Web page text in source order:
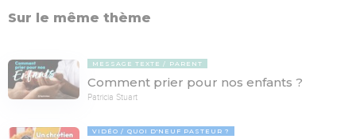
Sur le même thème
MESSAGE TEXTE PARENT
Comment prier pour nos enfants ?
Patricia Stuart
VIDÉO QUOI D'NEUF PASTEUR ?